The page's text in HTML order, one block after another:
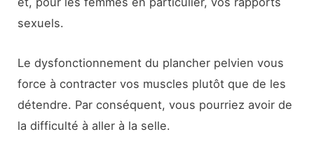
sexuels.
Le dysfonctionnement du plancher pelvien vous
force à contracter vos muscles plutôt que de les
détendre. Par conséquent, vous pourriez avoir de
la difficulté à aller à la selle.